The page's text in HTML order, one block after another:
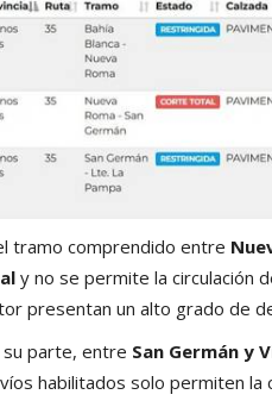
tramo comprendido entre
y no se permite la circulación
presentan un alto grado de
su parte, entre San Germán y
habilitados solo permiten la